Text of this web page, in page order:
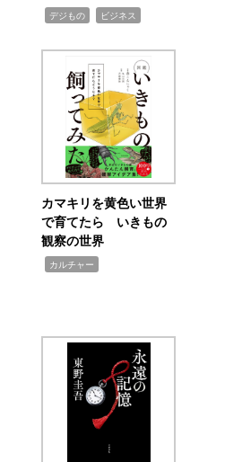
デジもの ビジネス
カマキリを黄色い世界
で育てたら いきもの
観察の世界
カルチャー